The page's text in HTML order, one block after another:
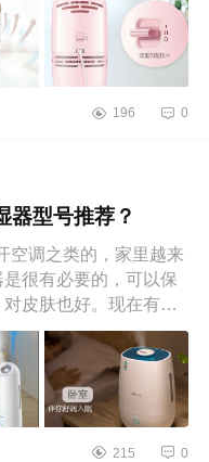
196 0
器型号推荐？
空调之类的，家里越来
很有必要的，可以保
皮肤也好。现在有很
215 0